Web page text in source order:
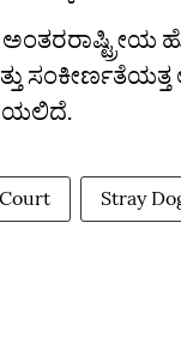
Stray